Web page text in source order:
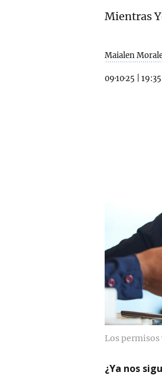
Mientras
Maialen
09·10·25 19:35
Los permisos
¿Ya nos